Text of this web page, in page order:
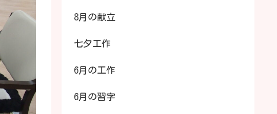
8月の献立
七夕工作
6月の工作
6月の習字